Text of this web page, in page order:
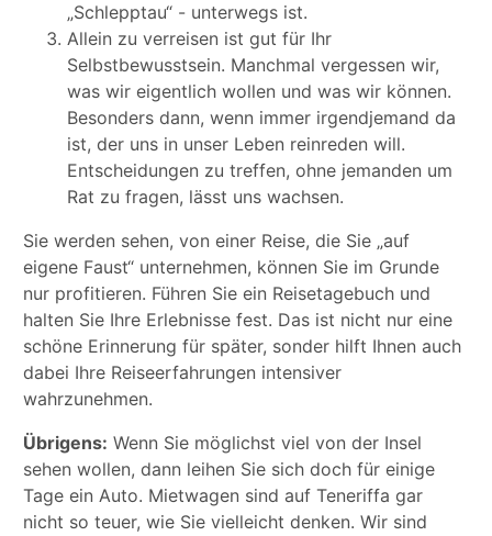
„Schlepptau“ - unterwegs ist.
Allein zu verreisen ist gut für Ihr
Selbstbewusstsein. Manchmal vergessen wir,
was wir eigentlich wollen und was wir können.
Besonders dann, wenn immer irgendjemand da
ist, der uns in unser Leben reinreden will.
Entscheidungen zu treffen, ohne jemanden um
Rat zu fragen, lässt uns wachsen.
Sie werden sehen, von einer Reise, die Sie „auf
eigene Faust“ unternehmen, können Sie im Grunde
nur profitieren. Führen Sie ein Reisetagebuch und
halten Sie Ihre Erlebnisse fest. Das ist nicht nur eine
schöne Erinnerung für später, sonder hilft Ihnen auch
dabei Ihre Reiseerfahrungen intensiver
wahrzunehmen.
Übrigens: Wenn Sie möglichst viel von der Insel
sehen wollen, dann leihen Sie sich doch für einige
Tage ein Auto. Mietwagen sind auf Teneriffa gar
nicht so teuer, wie Sie vielleicht denken. Wir sind